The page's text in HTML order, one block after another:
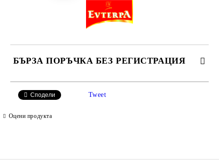
БЪРЗА ПОРЪЧКА БЕЗ РЕГИСТРАЦИЯ
Сподели Tweet
Оцени продукта